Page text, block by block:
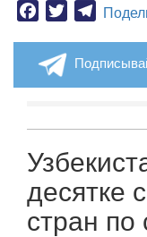
Facebook
Twitter
десятке
стран по